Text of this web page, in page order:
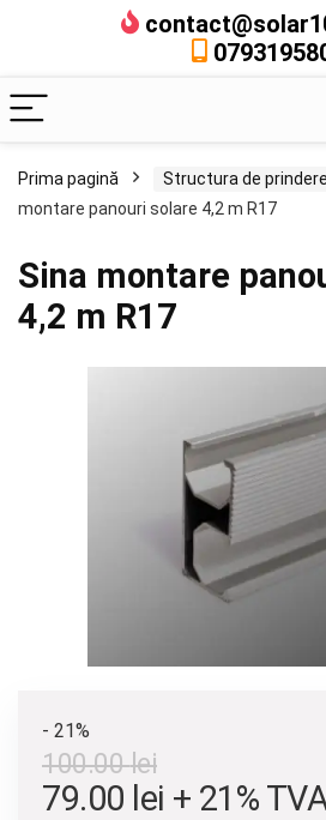
Prima pagină Structura de
montare panouri solare 4,2 m R17
Sina montare
4,2 m R17
- 21%
100.00lei
Prețul
79.00 lei Prețul
+ 21%